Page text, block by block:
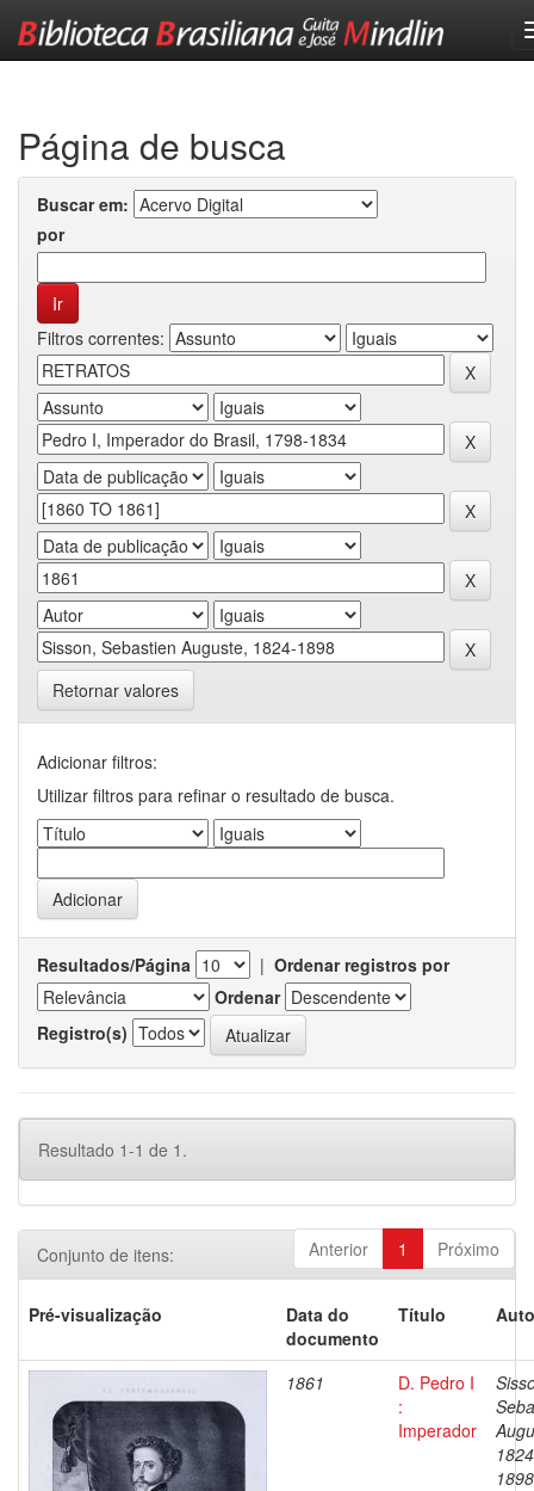
Página de busca
Buscar em:
por
Filtros correntes:
Retornar valores
Adicionar filtros:
Utilizar filtros para refinar o resultado de busca.
Resultados/Página | Ordenar registros por
Ordenar
Registro(s)
Resultado 1-1 de 1.
Anterior 1 Próximo
Conjunto de itens:
Pré-visualização
Data do
documento
Título
1861
D. Pedro I
:
Imperador
1898